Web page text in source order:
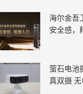
海尔金吾
安全感，
萤石电池
真双摄